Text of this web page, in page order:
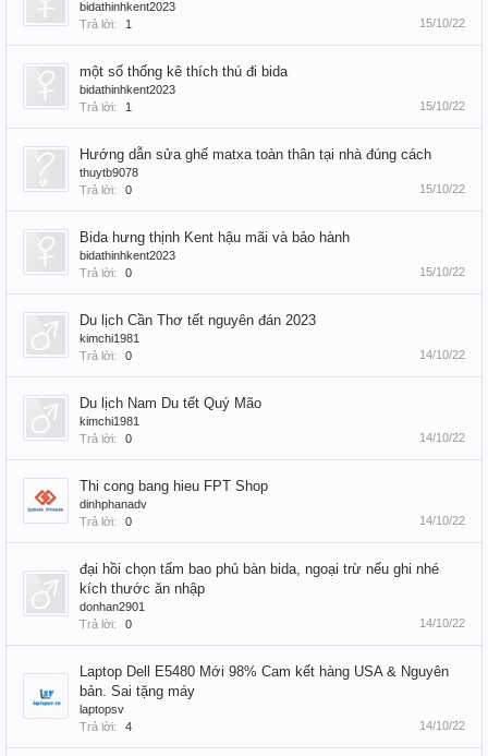
bidathinhkent2023
Trả lời:
1 15/10/22
một số thống kê thích thú đi bida
bidathinhkent2023
Trả lời:
1 15/10/22
Hướng dẫn sửa ghế matxa toàn thân tại nhà đúng cách
thuytb9078
Trả lời:
0 15/10/22
Bida hưng thịnh Kent hậu mãi và bảo hành
bidathinhkent2023
Trả lời:
0 15/10/22
Du lịch Cần Thơ tết nguyên đán 2023
kimchi1981
Trả lời:
0 14/10/22
Du lịch Nam Du tết Quý Mão
kimchi1981
Trả lời:
0 14/10/22
Thi cong bang hieu FPT Shop
dinhphanadv
Trả lời:
0 14/10/22
đại hồi chọn tấm bao phủ bàn bida, ngoại trừ nếu ghi nhé
kích thước ăn nhập
donhan2901
Trả lời:
0 14/10/22
Laptop Dell E5480 Mới 98% Cam kết hàng USA & Nguyên
bản. Sai tặng máy
laptopsv
Trả lời:
4 14/10/22